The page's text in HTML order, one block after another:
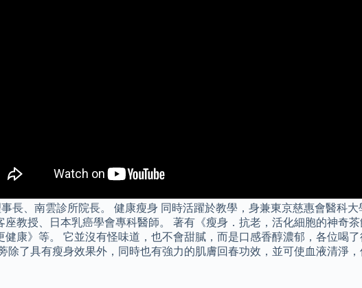
長、南雲診所院長。 健康瘦身 同時活躍於教學，身兼東京慈惠會醫科
教授、日本乳癌學會專科醫師。 著有《瘦身．抗老，活化細胞的神奇
康》等。 它並沒有怪味道，也不會甜膩，而是口感香醇濃郁，各位喝
了具有瘦身效果外，同時也有強力的肌膚回春功效，並可使血液清淨